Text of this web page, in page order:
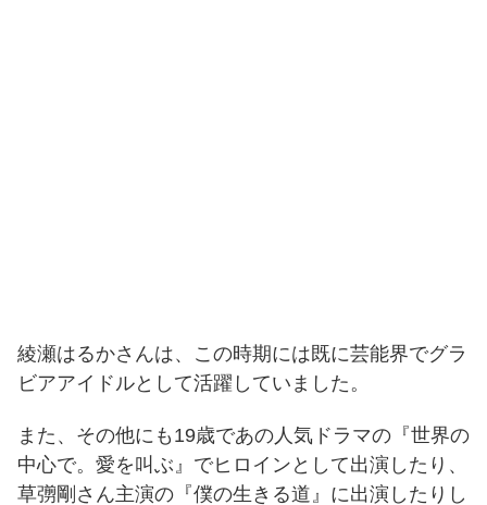
綾瀬はるかさんは、この時期には既に芸能界でグラ
ビアアイドルとして活躍していました。
また、その他にも19歳であの人気ドラマの『世界の
中心で。愛を叫ぶ』でヒロインとして出演したり、
草彅剛さん主演の『僕の生きる道』に出演したりし